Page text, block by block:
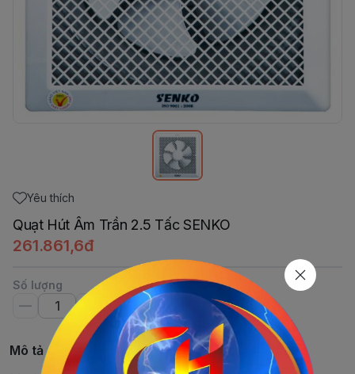
Yêu thích
Quạt Hút Âm Trần 2.5 Tấc SENKO
261.861,6đ
Số lượng
Mô tả chi tiết